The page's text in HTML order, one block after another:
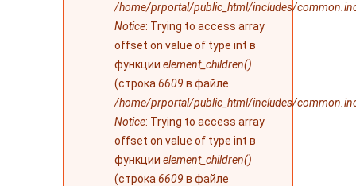
/home/prportal/public_html/includes/
Notice: Trying to access array
offset on value of type int в
функции element_children()
(строка 6609 в файле
/home/prportal/public_html/includes/
Notice: Trying to access array
offset on value of type int в
функции element_children()
(строка 6609 в файле